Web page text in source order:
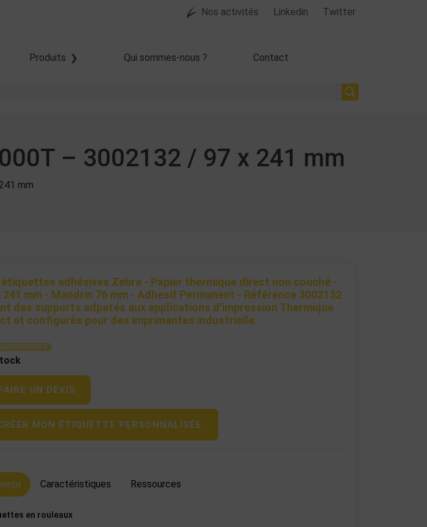
Nos activités Linkedin Twitter
Produits Qui sommes-nous ? Contact
– 3002132 / 97 x 241 mm
mm
étiquettes adhésives Zebra - Papier thermique direct non couché -
241 mm - Mandrin 76 mm - Adhesif Permanent - Référence 3002132
des supports adpatés aux applications d’impression Thermique
et configurés pour des imprimantes industrielle.
DIRECT
UN DEVIS
MON ÉTIQUETTE PERSONNALISÉE
Caractéristiques Ressources
en rouleaux